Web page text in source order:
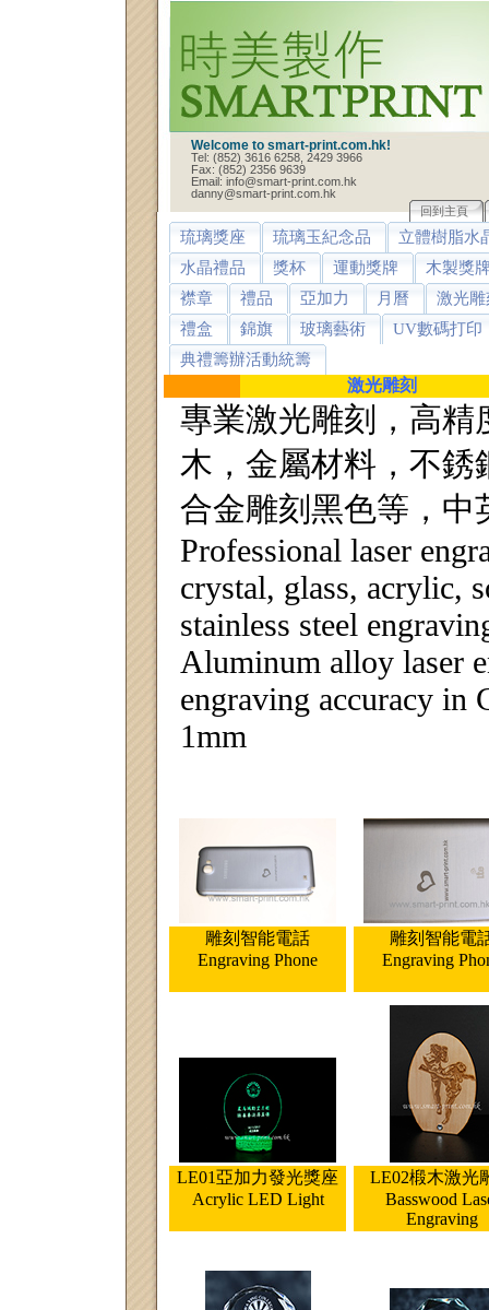
Welcome to smart-print.com.hk!
Tel: (852) 3616 6258, 2429 3966
Fax: (852) 2356 9639
Email: info@smart-print.com.hk
danny@smart-print.com.hk
回到主頁
琉璃獎座 琉璃玉紀念品
立體樹脂水
水晶禮品
獎杯 運動獎牌
木製獎
襟章
禮品 亞加力 月曆
激光雕
禮盒
錦旗 玻璃藝術
UV數碼打印
典禮籌辦活動統籌
激光雕刻
專業激光雕刻，高精
木，金屬材料，不銹
合金雕刻黑色等，中
Professional laser
crystal, glass, acrylic,
stainless steel
Aluminum alloy laser
engraving accuracy in
1mm
雕刻智能電話
Engraving Phone
雕刻智能電
Engraving
LE01亞加力發光獎座
Acrylic LED Light
LE02椴木激光
Basswood
Engraving